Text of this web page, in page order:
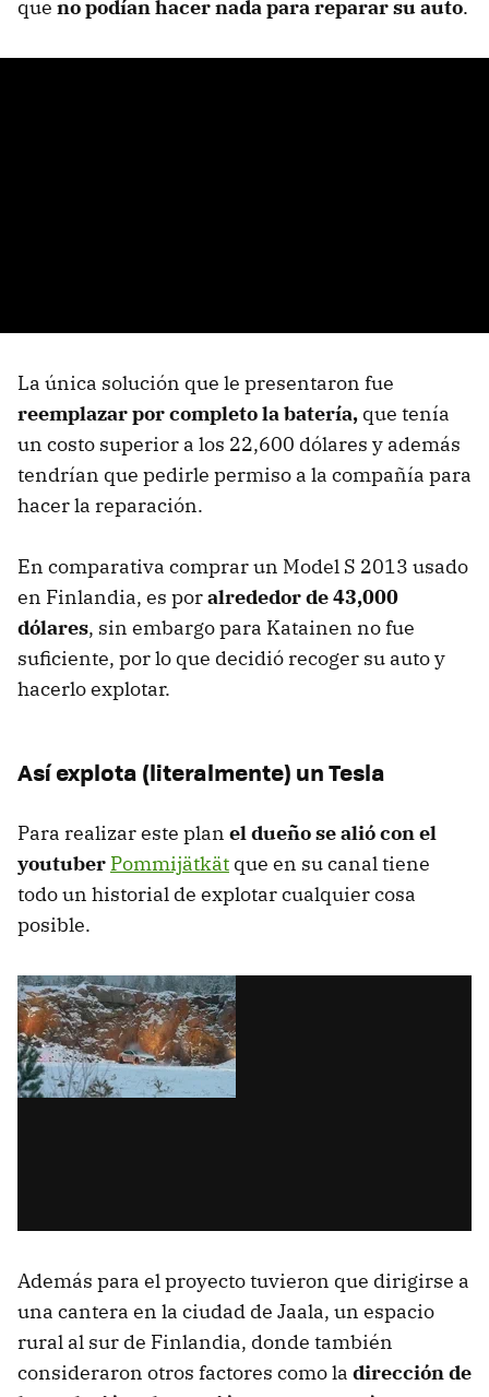
que no podían hacer nada para reparar su auto.
La única solución que le presentaron fue
reemplazar por completo la batería, que tenía
un costo superior a los 22,600 dólares y además
tendrían que pedirle permiso a la compañía para
hacer la reparación.
En comparativa comprar un Model S 2013 usado
en Finlandia, es poralrededor de 43,000
dólares, sin embargo para Katainen no fue
suficiente, por lo que decidió recoger su auto y
hacerlo explotar.
Así explota (literalmente) un Tesla
Para realizar este plan el dueño se alió con el
youtuber Pommijätkät que en su canal tiene
todo un historial de explotar cualquier cosa
posible.
Además para el proyecto tuvieron que dirigirse a
una cantera en la ciudad de Jaala, un espacio
rural al sur de Finlandia, donde también
consideraron otros factores como la dirección de